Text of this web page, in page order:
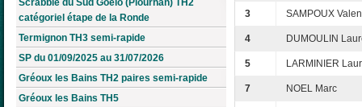
Scrabble du Sud Goëlo (Plourhan) TH2
catégoriel étape de la Ronde
Termignon TH3 semi-rapide
SP du 01/09/2025 au 31/07/2026
Gréoux les Bains TH2 paires semi-rapide
Gréoux les Bains TH5
3 SAMPOUX
4 DUMOULIN
5 LARMINIER
7 NOEL Marc